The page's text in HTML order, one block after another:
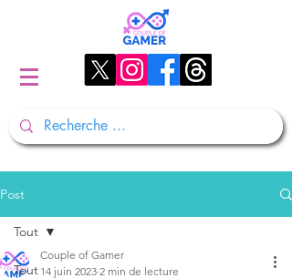
Post
Tout
Tout
Couple of Gamer
14 juin 2023 2 min de lecture